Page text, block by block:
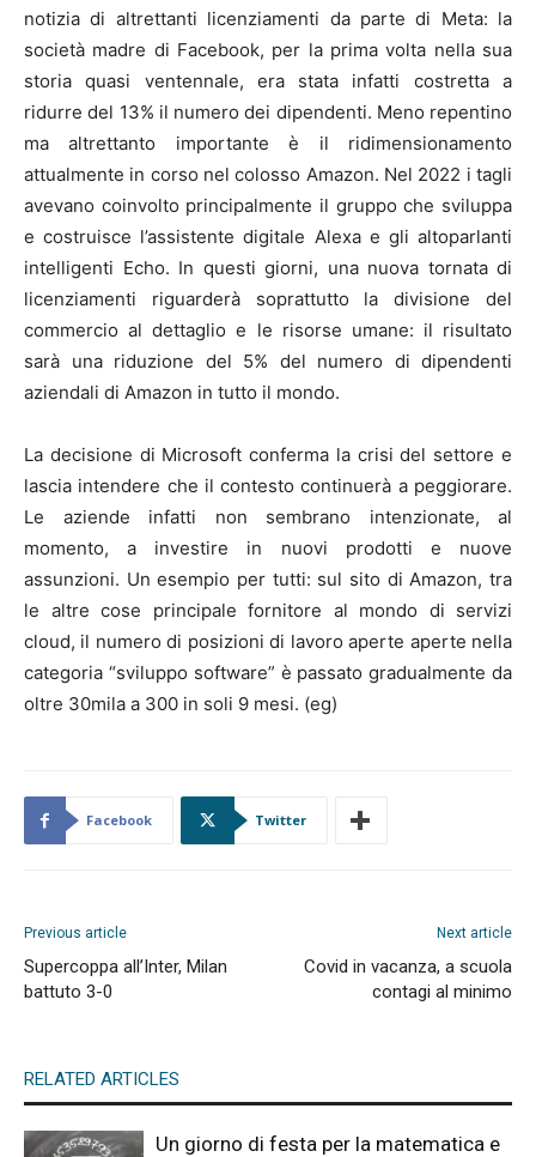
notizia di altrettanti licenziamenti da parte di Meta: la
società madre di Facebook, per la prima volta nella sua
storia quasi ventennale, era stata infatti costretta a
ridurre del 13% il numero dei dipendenti. Meno repentino
ma altrettanto importante è il ridimensionamento
attualmente in corso nel colosso Amazon. Nel 2022 i tagli
avevano coinvolto principalmente il gruppo che sviluppa
e costruisce l’assistente digitale Alexa e gli altoparlanti
intelligenti Echo. In questi giorni, una nuova tornata di
licenziamenti riguarderà soprattutto la divisione del
commercio al dettaglio e le risorse umane: il risultato
sarà una riduzione del 5% del numero di dipendenti
aziendali di Amazon in tutto il mondo.
La decisione di Microsoft conferma la crisi del settore e
lascia intendere che il contesto continuerà a peggiorare.
Le aziende infatti non sembrano intenzionate, al
momento, a investire in nuovi prodotti e nuove
assunzioni. Un esempio per tutti: sul sito di Amazon, tra
le altre cose principale fornitore al mondo di servizi
cloud, il numero di posizioni di lavoro aperte aperte nella
categoria “sviluppo software” è passato gradualmente da
oltre 30mila a 300 in soli 9 mesi. (eg)
Facebook Twitter
Previous article
Supercoppa all’Inter, Milan
battuto 3-0
Next article
Covid in vacanza, a scuola
contagi al minimo
RELATED ARTICLES
Un giorno di festa per la matematica e